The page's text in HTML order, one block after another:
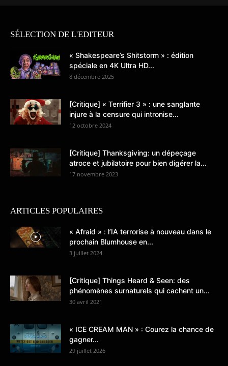
SÉLECTION DE L'EDITEUR
« Shakespeare’s Shitstorm » : édition
spéciale en 4K Ultra HD...
8 décembre 2025
[Critique] « Terrifier 3 » : une sanglante
injure à la censure qui intronise...
12 octobre 2024
[Critique] Thanksgiving: un dépeçage
atroce et jubilatoire pour bien digérer la...
17 novembre 2023
ARTICLES POPULAIRES
« Afraid » : l’IA terrorise à nouveau dans le
prochain Blumhouse en...
3 juillet 2024
[Critique] Things Heard & Seen: des
phénomènes surnaturels qui cachent un...
30 avril 2021
« ICE CREAM MAN » : Courez la chance de
gagner...
29 juillet 2026